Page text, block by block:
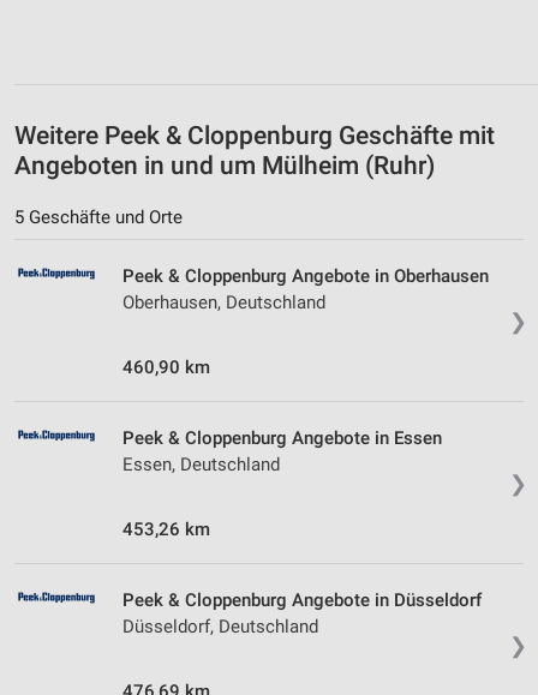
Weitere Peek & Cloppenburg Geschäfte mit
Angeboten in und um Mülheim (Ruhr)
5 Geschäfte und Orte
❯
Peek & Cloppenburg Angebote in Oberhausen
Oberhausen, Deutschland
460,90 km
❯
Peek & Cloppenburg Angebote in Essen
Essen, Deutschland
453,26 km
❯
Peek & Cloppenburg Angebote in Düsseldorf
Düsseldorf, Deutschland